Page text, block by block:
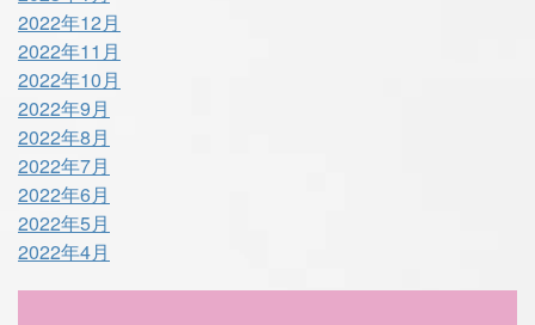
2022年12月
2022年11月
2022年10月
2022年9月
2022年8月
2022年7月
2022年6月
2022年5月
2022年4月